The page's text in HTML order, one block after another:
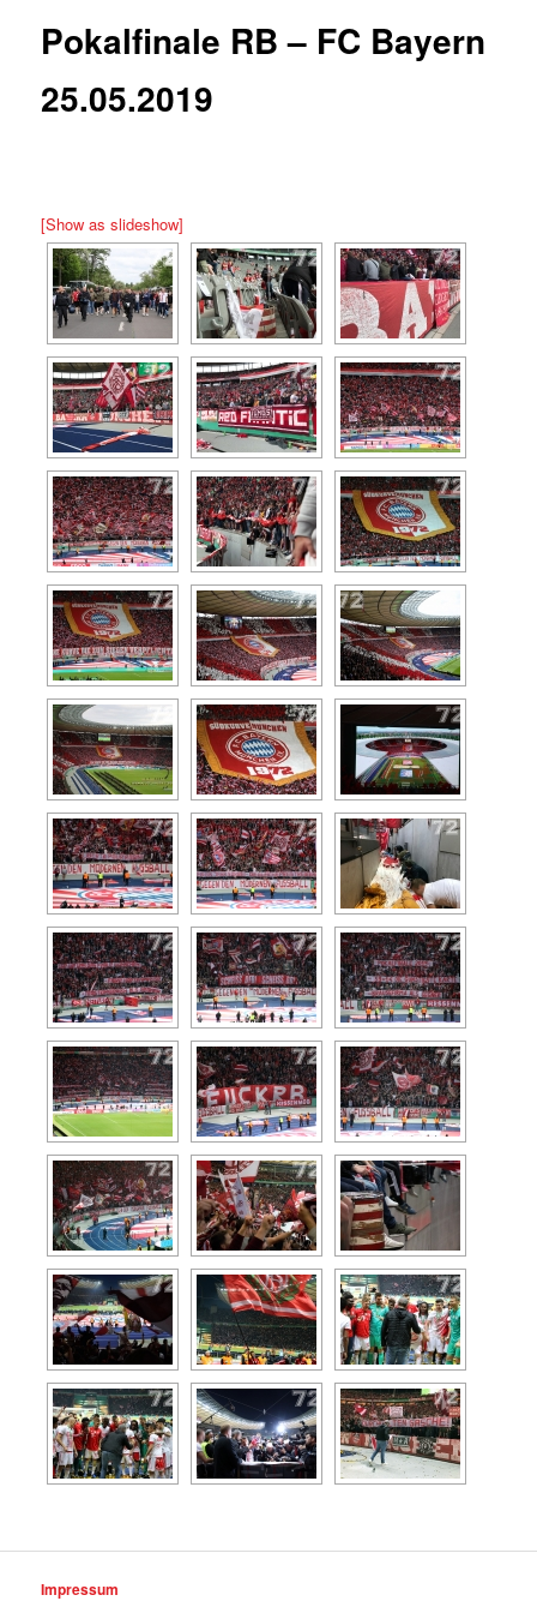
Pokalfinale RB – FC Bayern
25.05.2019
[Show as slideshow]
Impressum